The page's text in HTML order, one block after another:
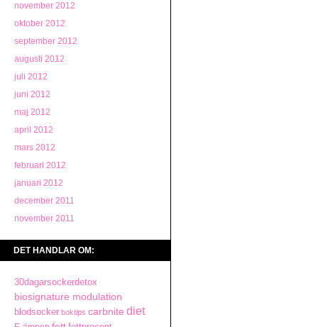
november 2012
oktober 2012
september 2012
augusti 2012
juli 2012
juni 2012
maj 2012
april 2012
mars 2012
februari 2012
januari 2012
december 2011
november 2011
DET HANDLAR OM:
30dagarsockerdetox
biosignature modulation
blodsocker boktips carbnite diet